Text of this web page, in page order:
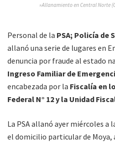
»Allanamiento en Central Norte
Personal de la PSA; Policía de
allanó una serie de lugares en
denuncia por fraude al estado
Ingreso Familiar de
encabezada por la Fiscalía en
Federal N° 12 y la Unidad
La PSA allanó ayer miércoles a
el domicilio particular de Moya,